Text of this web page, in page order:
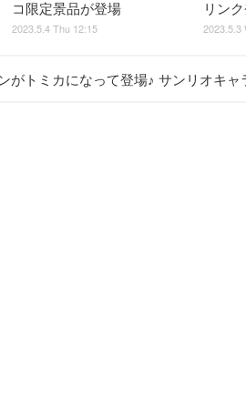
コ限定景品が登場
2023.5.4 Thu 12:15
リン
2023.5.3
がトミカになって登場♪ サンリオキ